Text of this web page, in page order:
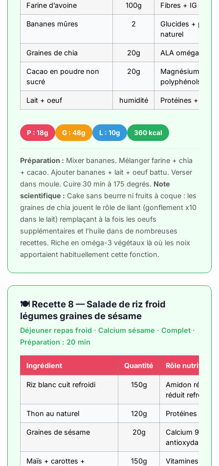
Farine d’avoine 100g Fibres + IG 42 +
Bananes mûres 2
Glucides +
naturel
Graines de chia 20g ALA oméga-3 +
Cacao en poudre non
sucré
20g
Magnésium +
polyphénols
Lait + oeuf humidité Protéines +
P : 18g G : 48g L : 10g 360 kcal
Préparation : Mixer bananes. Mélanger farine + chia
+ cacao. Ajouter bananes + lait + oeuf battu. Verser
dans moule. Cuire 30 min à 175 degrés. Note
scientifique : Cake sans beurre ni fruits à coque : les
graines de chia jouent le rôle de liant (gonflement x10
dans le lait) remplaçant à la fois les oeufs
supplémentaires et l’huile dans de nombreuses
recettes. Riche en oméga-3 végétaux là où les noix
apportaient habituellement cette fonction.
🍽️ Recette 8 — Salade de riz froid
légumes graines de sésame
Déjeuner repas froid · Calcium sésame · Complet ·
Préparation : 20 min
Ingrédient Quantité Rôle
Riz blanc cuit refroidi 150g
Amidon
réduit refroidi
Thon au naturel 120g Protéines 30g/
Graines de sésame 20g
Calcium
antioxydants
Maïs + carottes + 150g Vitamines +